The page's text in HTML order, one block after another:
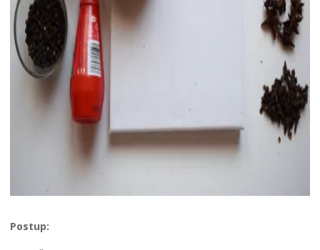
Postup: